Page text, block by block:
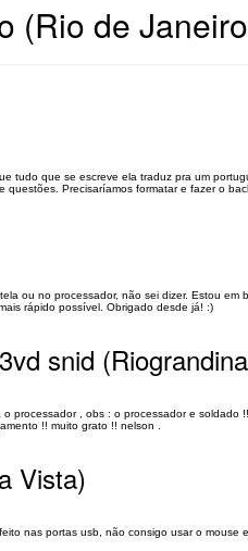
(Rio de
tudo que se escreve ela traduz pra um
Precisaríamos formatar e fazer o
ou no processador, não sei dizer. Estou em
rápido possível. Obrigado desde já! :)
snid
processador , obs : o processador e soldado
!! muito grato !! nelson .
Vista)
nas portas usb, não consigo usar o mouse